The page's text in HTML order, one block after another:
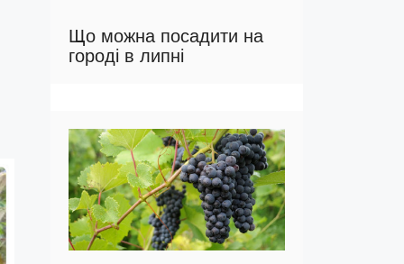
Що можна посадити на
городі в липні